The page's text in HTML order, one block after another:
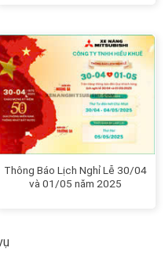
Thông Báo Lịch Nghỉ Lễ 30/04
và 01/05 năm 2025